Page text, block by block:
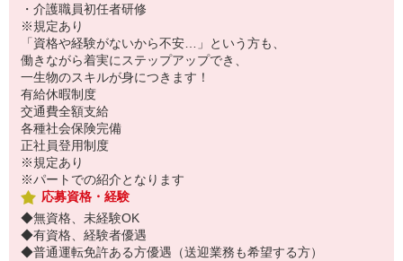
・介護職員初任者研修
※規定あり
「資格や経験がないから不安…」という方も、
働きながら着実にステップアップでき、
一生物のスキルが身につきます！
有給休暇制度
交通費全額支給
各種社会保険完備
正社員登用制度
※規定あり
※パートでの紹介となります
応募資格・経験
◆無資格、未経験OK
◆有資格、経験者優遇
◆普通運転免許ある方優遇（送迎業務も希望する方）